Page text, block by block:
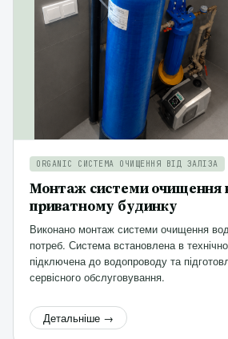
ORGANIC СИСТЕМА ОЧИЩЕННЯ ВІД ЗАЛІЗА
Монтаж системи очищення
приватному будинку
Виконано монтаж системи очищення
потреб. Система встановлена в
підключена до водопроводу та
сервісного обслуговування.
Детальніше →